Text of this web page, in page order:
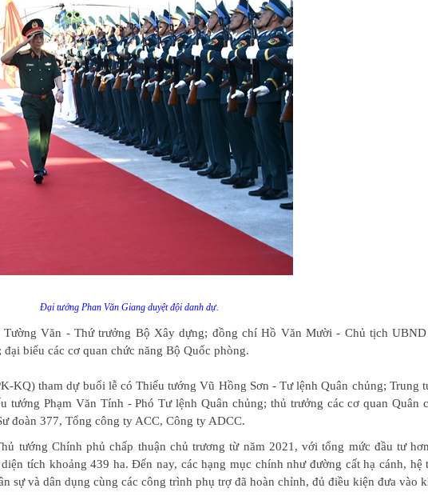
Đại tướng Phan Văn Giang duyệt đội danh dự.
Văn - Thứ trưởng Bộ Xây dựng; đồng chí Hồ Văn Mười - Chủ tịch
biểu các cơ quan chức năng Bộ Quốc phòng.
KQ) tham dự buổi lễ có Thiếu tướng Vũ Hồng Sơn - Tư lệnh Quân chủng; Trung
tướng Phạm Văn Tính - Phó Tư lệnh Quân chủng; thủ trưởng các cơ quan Quân
đoàn 377, Tổng công ty ACC, Công ty ADCC.
tướng Chính phủ chấp thuận chủ trương từ năm 2021, với tổng mức đầu tư
tích khoảng 439 ha. Đến nay, các hạng mục chính như đường cất hạ cánh, hệ
sự và dân dụng cùng các công trình phụ trợ đã hoàn chỉnh, đủ điều kiện đưa vào
Công trình dân dụng